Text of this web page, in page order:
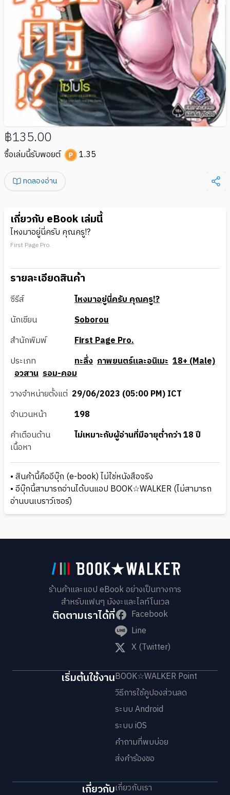
฿135.00
ซื้อเล่มนี้รับพอยต์ 1.35
ทดลองอ่าน
เกี่ยวกับ eBook เล่มนี้
ไหงมาอยู่นี่ครับ คุณครู!?
First Page Pro.
รายละเอียดสินค้า
ซีรีส์
ไหงมาอยู่นี่ครับ คุณครู!?
นักเขียน
Soborou
สำนักพิมพ์
First Page Pro.
ประเภท
ทะลึ่ง ภาพยนตร์และอนิเมะ 18+ (Male)
อวสาน รอม-คอม
วางจำหน่ายตั้งแต่ 29/06/2023 (05:00 PM) ICT
จำนวนหน้า
198
คำเตือนด้าน
เนื้อหา
ไม่เหมาะกับผู้อ่านที่มีอายุต่ำกว่า 18 ปี
• สินค้านี้คืออีบุ๊ก (e-book) ไม่ใช่หนังสือจริง
• อีบุ๊กนี้สามารถอ่านได้บนแอป BOOK☆WALKER (ไม่สามารถ
อ่านบนเบราว์เซอร์)
ร้านค้าและแอป eBook อย่างเป็นทางการ
สำหรับแฟนๆ มังงะและไลท์โนเวล
ติดตามเราได้ที่
Facebook
Line
X (Twitter)
เริ่มต้นใช้งานBOOK☆WALKER Point
วิธีการใช้คูปองส่วนลด
ระบบ Android
ระบบ iOS
คำถามที่พบบ่อย
ส่งคำร้องขอ
เกี่ยวกับเกี่ยวกับเรา